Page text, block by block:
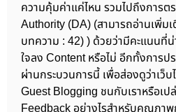
ความคุ้มค่าแค่ไหน รวมไปถึงการต
Authority (DA) (สามารถอ่านเพิ่ม
บทความ : 42) ) ด้วยว่ามีคะแนนที่น่
ใจลง Content หรือไม่ อีกทั้งการป
ผ่านกระบวนการนี้ เพื่อส่องดูว่าเว็
Guest Blogging ชนกับเราหรือเป
Feedback อย่างไรสำหรับคุณภา